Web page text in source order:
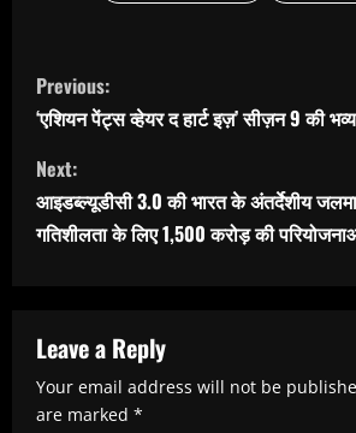
C
o
n
t
i
e
R
Previous:
‘एशियन पेंट्स व्हेयर द हार्ट इज़’ सीज़न 9 की
Next:
आइडब्ल्यूडीसी 3.0 की भारत के अंतर्देशीय
गतिशीलता के लिए 1,500 करोड़ की
Leave a Reply
Your email address will not be
are marked *